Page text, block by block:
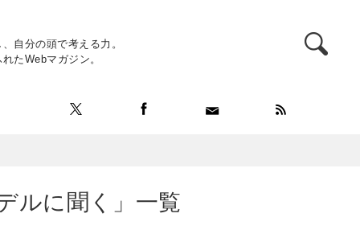
自分の頭で考える力。
たWebマガジン。
ルに聞く」一覧